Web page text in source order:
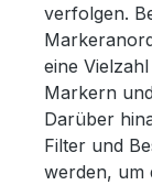
verfolgen.
eine
Markern
Darüber
Filter und
werden, um